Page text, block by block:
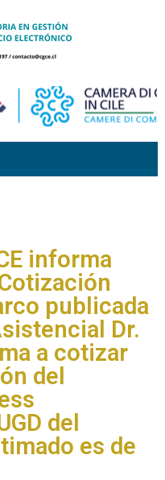
informa
publicada
Dr.
a cotizar
del
del
es de